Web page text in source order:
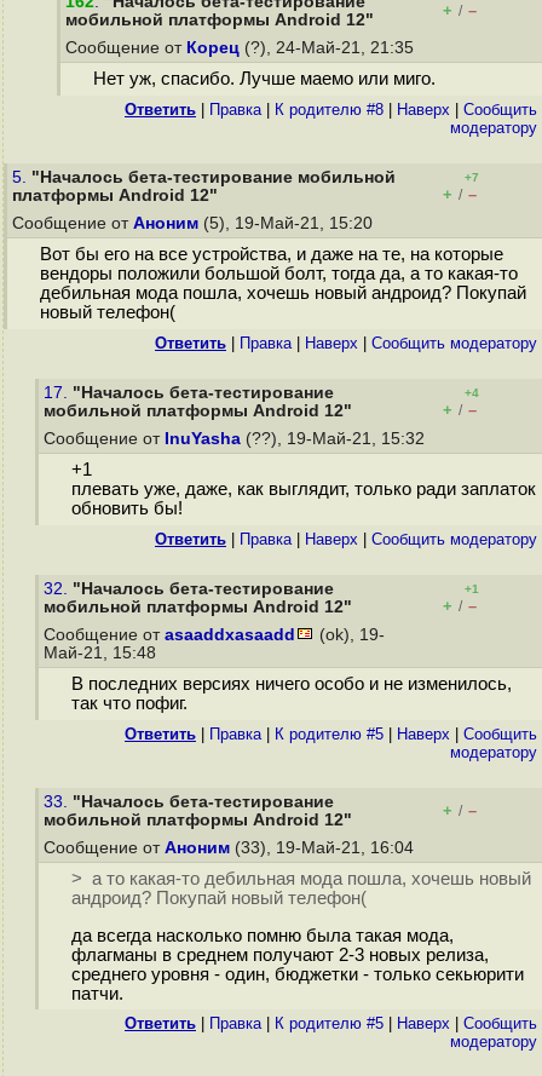
мобильной платформы Android 12"
+ / –
Сообщение от Корец (?), 24-Май-21, 21:35
Нет уж, спасибо. Лучше маемо или миго.
Ответить Правка| К родителю #8 Наверх
Cообщить
модератору
5. "Началось бета-тестирование мобильной
платформы Android 12"
+7
+ / –
Сообщение от Аноним (5), 19-Май-21, 15:20
Вот бы его на все устройства, и даже на те, на которые
вендоры положили большой болт, тогда да, а то какая-то
дебильная мода пошла, хочешь новый андроид? Покупай
новый телефон(
Ответить Правка| Наверх Cообщить модератору
17. "Началось бета-тестирование
мобильной платформы Android 12"
+4
+ / –
Сообщение от InuYasha (??), 19-Май-21, 15:32
+1
плевать уже, даже, как выглядит, только ради заплаток
обновить бы!
Ответить Правка| Наверх Cообщить модератору
32. "Началось бета-тестирование
мобильной платформы Android 12"
+1
+ / –
Сообщение от asaaddxasaadd
(ok), 19-
Май-21, 15:48
В последних версиях ничего особо и не изменилось,
так что пофиг.
Ответить Правка| К родителю #5 Наверх
Cообщить
модератору
33. "Началось бета-тестирование
мобильной платформы Android 12"
+ / –
Сообщение от Аноним (33), 19-Май-21, 16:04
> а то какая-то дебильная мода пошла, хочешь новый
андроид? Покупай новый телефон(
да всегда насколько помню была такая мода,
флагманы в среднем получают 2-3 новых релиза,
среднего уровня - один, бюджетки - только секьюрити
патчи.
Ответить Правка| К родителю #5 Наверх
Cообщить
модератору